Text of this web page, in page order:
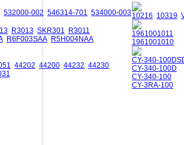
532000-002 546314-701 534000-003
R3013 SKR301
R3011
R6F003SAA R5H004NAA
44202 44200 44232 44230
10216 10319
1961001011
1961001010
CY-340-
CY-340-100D
CY-340-100
CY-3RA-100